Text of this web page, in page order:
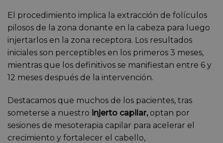
El procedimiento implica la extracción de folículos
pilosos de la zona donante en la cabeza para luego
injertarlos en la zona receptora. Los resultados
iniciales son perceptibles en los primeros 3 meses,
mientras que los definitivos se manifiestan entre 6 y
12 meses después de la intervención.
Destacamos que muchos de los pacientes, tras
someterse a nuestro injerto capilar, optan por
sesiones de mesoterapia capilar para acelerar el
crecimiento y fortalecer el cabello,